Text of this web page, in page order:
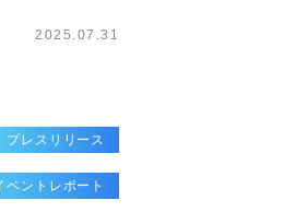
2025.07.31
プレスリリース
ベントレポート